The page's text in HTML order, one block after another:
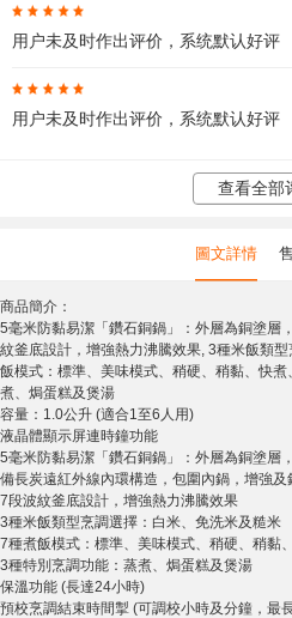
用户未及时作出评价，系统默认好评
用户未及时作出评价，系统默认好评
查看全部
圖文詳情
商品簡介：
5毫米防黏易潔「鑽石銅鍋」：外層為銅塗層
紋釜底設計，增強熱力沸騰效果, 3種米飯類
飯模式：標準、美味模式、稍硬、稍黏、快
煮、焗蛋糕及煲湯
容量：1.0公升 (適合1至6人用)
液晶體顯示屏連時鐘功能
5毫米防黏易潔「鑽石銅鍋」：外層為銅塗層
備長炭遠紅外線內環構造，包圍內鍋，增強及
7段波紋釜底設計，增強熱力沸騰效果
3種米飯類型烹調選擇：白米、免洗米及糙米
7種煮飯模式：標準、美味模式、稍硬、稍黏
3種特別烹調功能：蒸煮、焗蛋糕及煲湯
保溫功能 (長達24小時)
預校烹調結束時間掣 (可調校小時及分鐘，最